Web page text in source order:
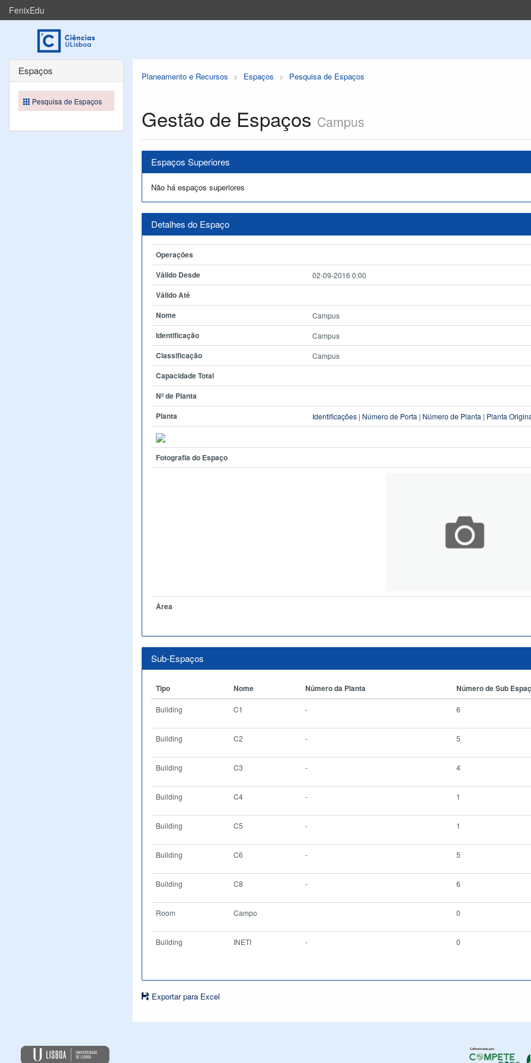
FenixEdu
Planeamento e Recursos Espaços Pesquisa de Espaços
Gestão de Espaços Campus
Espaços Superiores
Não há espaços superiores
Detalhes do Espaço
Operações
Válido Desde
02-09-2016 0:00
Válido Até
Nome
Campus
Identificação Campus
Classificação Campus
Capacidade Total
Nº de Planta
Planta
Identificações | Número de Porta | Número de Planta | Planta
Fotografia do Espaço
Àrea
Sub-Espaços
Tipo Nome Número da Planta Número de Sub
Building C1 - 6
Building C2 - 5
Building C3 - 4
Building C4 - 1
Building C5 - 1
Building C6 - 5
Building C8 - 6
Room Campo 0
Building INETI - 0
Exportar para Excel
Espaços
Pesquisa de Espaços